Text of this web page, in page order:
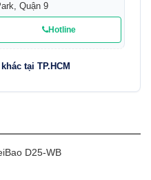
Quận 9
Hotline
tại TP.HCM
D25-WB